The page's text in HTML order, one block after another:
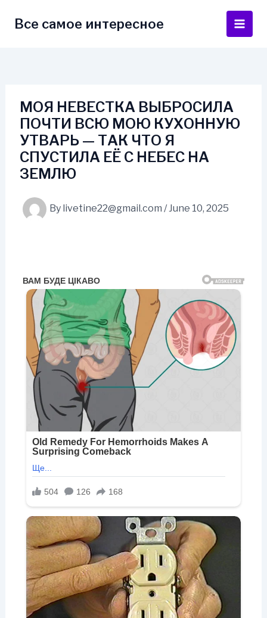
Все самое интересное
Main
МОЯ НЕВЕСТКА ВЫБРОСИЛА
ПОЧТИ ВСЮ МОЮ КУХОННУЮ
УТВАРЬ — ТАК ЧТО Я
СПУСТИЛА ЕЁ С НЕБЕС НА
ЗЕМЛЮ
By livetine22@gmail.com /June 10, 2025